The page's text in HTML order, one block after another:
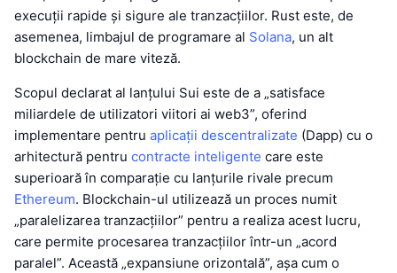
execuții rapide și sigure ale tranzacțiilor. Rust este, de
asemenea, limbajul de programare al Solana, un alt
blockchain de mare viteză.
Scopul declarat al lanțului Sui este de a „satisface
miliardele de utilizatori viitori ai web3”, oferind
implementare pentru aplicații descentralizate (Dapp) cu o
arhitectură pentru contracte inteligente care este
superioară în comparație cu lanțurile rivale precum
Ethereum. Blockchain-ul utilizează un proces numit
„paralelizarea tranzacțiilor” pentru a realiza acest lucru,
care permite procesarea tranzacțiilor într-un „acord
paralel”. Această „expansiune orizontală”, așa cum o